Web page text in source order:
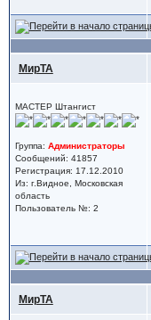
МирТА
МАСТЕР Штангист
Группа: Администраторы
Сообщений: 41857
Регистрация: 17.12.2010
Из: г.Видное, Московская
область
Пользователь №: 2
МирТА